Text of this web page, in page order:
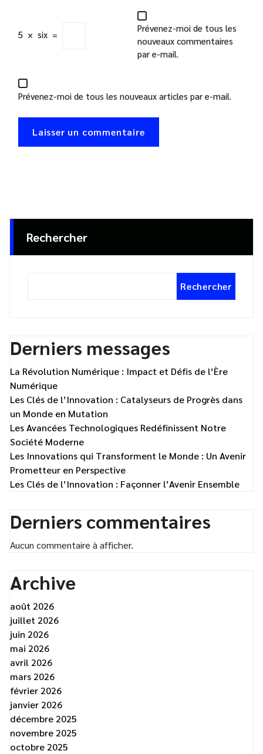
5 × six =
Prévenez-moi de tous les
nouveaux commentaires
par e-mail.
Prévenez-moi de tous les nouveaux articles par e-mail.
Rechercher
Rechercher
Derniers messages
La Révolution Numérique : Impact et Défis de l’Ère
Numérique
Les Clés de l’Innovation : Catalyseurs de Progrès dans
un Monde en Mutation
Les Avancées Technologiques Redéfinissent Notre
Société Moderne
Les Innovations qui Transforment le Monde : Un Avenir
Prometteur en Perspective
Les Clés de l’Innovation : Façonner l’Avenir Ensemble
Derniers commentaires
Aucun commentaire à afficher.
Archive
août 2026
juillet 2026
juin 2026
mai 2026
avril 2026
mars 2026
février 2026
janvier 2026
décembre 2025
novembre 2025
octobre 2025